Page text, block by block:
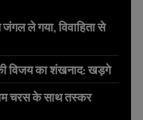
ले गया, विवाहिता से
की विजय का शंखनाद: खड़गे
चरस के साथ तस्कर